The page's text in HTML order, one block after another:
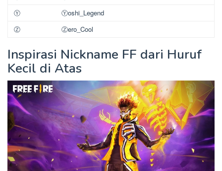
Ⓨ
Ⓨoshi_Legend
Ⓩ
Ⓩero_Cool
Inspirasi Nickname FF dari Huruf
Kecil di Atas